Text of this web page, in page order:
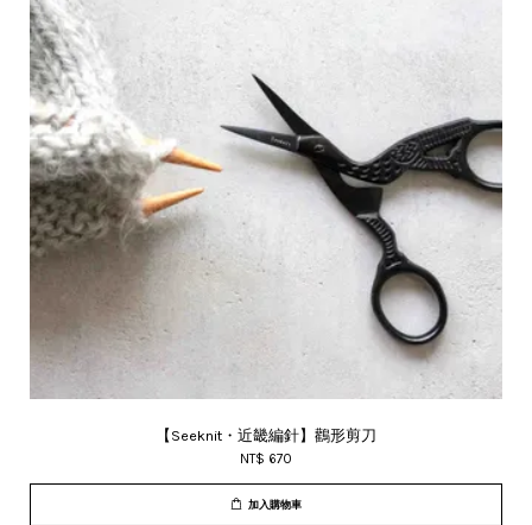
【Seeknit・近畿編針】鸛形剪刀
NT$ 670
加入購物車